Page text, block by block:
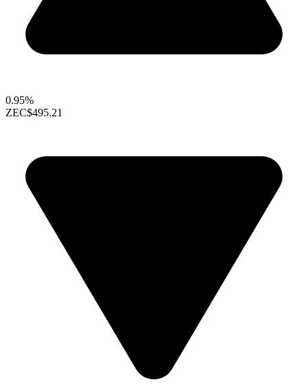
0.95%
ZEC$495.21